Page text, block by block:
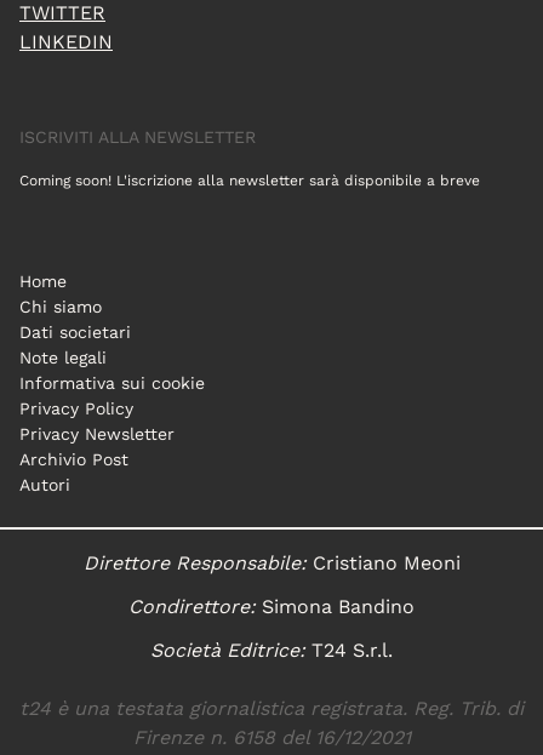
TWITTER
LINKEDIN
ISCRIVITI ALLA NEWSLETTER
Coming soon! L'iscrizione alla newsletter sarà disponibile a breve
Home
Chi siamo
Dati societari
Note legali
Informativa sui cookie
Privacy Policy
Privacy Newsletter
Archivio Post
Autori
Direttore Responsabile:Cristiano Meoni
Condirettore:Simona Bandino
Società Editrice:T24 S.r.l.
t24 è una testata giornalistica registrata. Reg. Trib. di
Firenze n. 6158 del 16/12/2021